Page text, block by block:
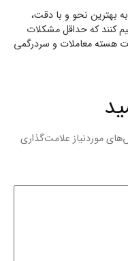
بهترین نحو و با دقت،
کنند که حداقل مشکلات
هسته معاملات و سردرگمی
موردنیاز علامت‌گذاری